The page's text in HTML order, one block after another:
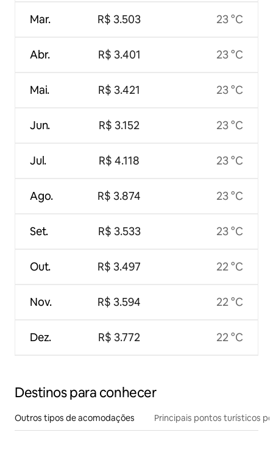
Mar.
Abr.
Mai.
Jun.
Jul.
Ago.
Set.
Out.
Nov.
Dez.
R$ 3.503
R$ 3.401
R$ 3.421
R$ 3.152
R$ 4.118
R$ 3.874
R$ 3.533
R$ 3.497
R$ 3.594
R$ 3.772
23 °C
23 °C
23 °C
23 °C
23 °C
23 °C
23 °C
22 °C
22 °C
22 °C
Destinos para conhecer
Outros tipos de acomodações Principais pontos turísticos